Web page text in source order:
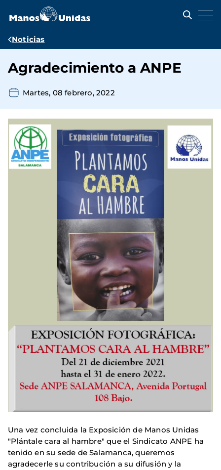
contenido
Ruta
navegación
Noticias
Agradecimiento a ANPE
Martes, 08 febrero, 2022
Una vez concluida la Exposición de Manos Unidas
"Plántale cara al hambre" que el Sindicato ANPE ha
tenido en su sede de Salamanca, queremos
agradecerle su contribución a su difusión y la